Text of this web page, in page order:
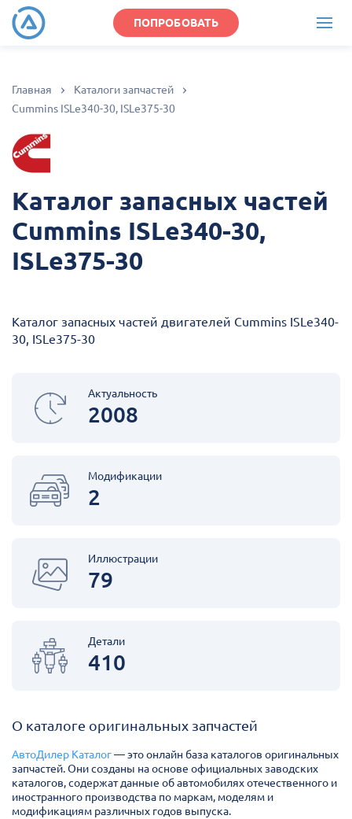
ПОПРОБОВАТЬ
Главная
Каталоги запчастей
Cummins ISLe340-30, ISLe375-30
Каталог запасных частей
Cummins ISLe340-30,
ISLe375-30
Каталог запасных частей двигателей Cummins ISLe340-
30, ISLe375-30
Актуальность
2008
Модификации
2
Иллюстрации
79
Детали
410
О каталоге оригинальных запчастей
АвтоДилер Каталог— это онлайн база каталогов оригинальных
запчастей. Они созданы на основе официальных заводских
каталогов, содержат данные об автомобилях отечественного и
иностранного производства по маркам, моделям и
модификациям различных годов выпуска.